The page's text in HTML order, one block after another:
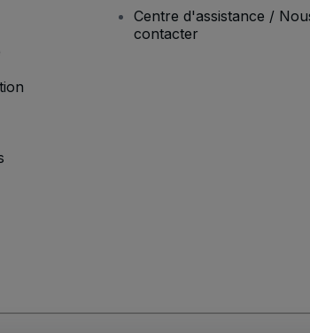
Centre d'assistance /
contacter